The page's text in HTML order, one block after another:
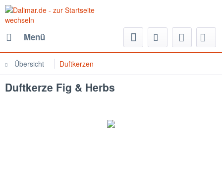
Menü
Übersicht Duftkerzen
Duftkerze Fig & Herbs